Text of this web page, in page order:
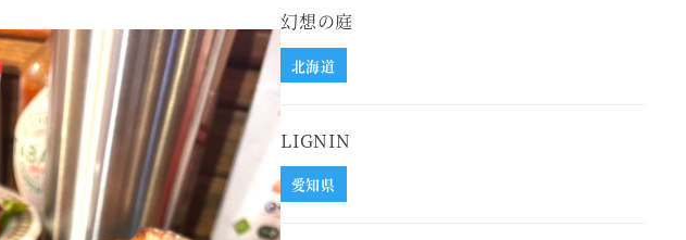
幻想の庭
北海道
LIGNIN
愛知県